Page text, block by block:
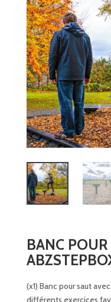
BANC
(x1) Banc pour saut
différents exercices